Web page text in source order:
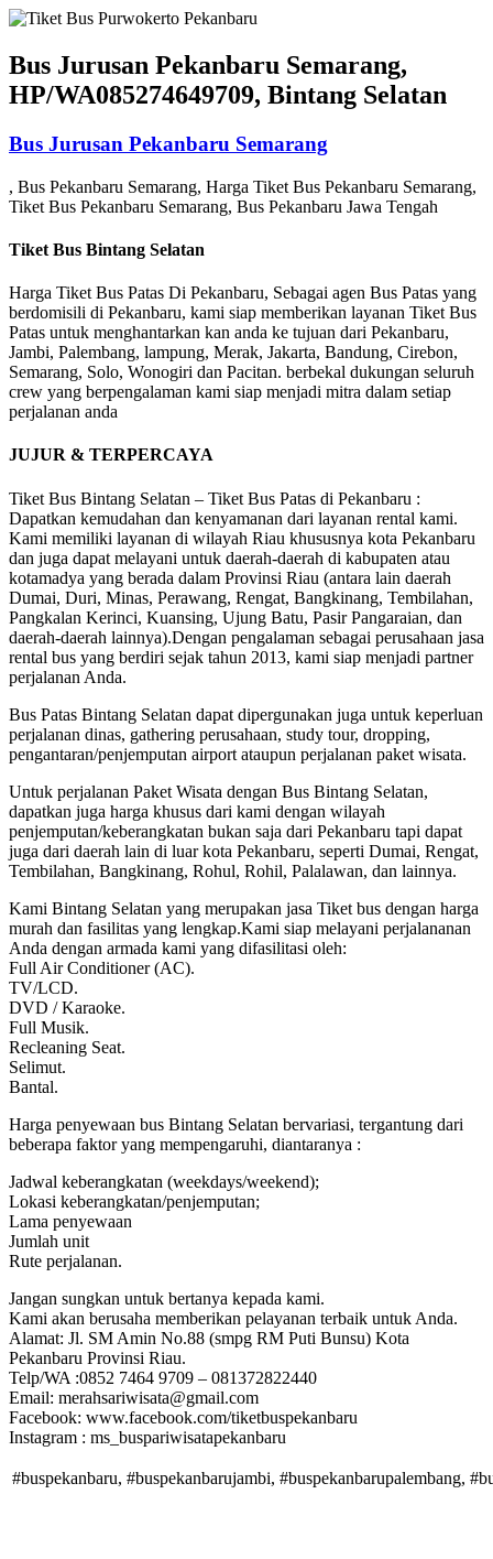
Lewati
konten
Bus Jurusan Pekanbaru Semarang,
HP/WA085274649709, Bintang Selatan
Bus Jurusan Pekanbaru Semarang
, Bus Pekanbaru Semarang, Harga Tiket Bus Pekanbaru Semarang,
Tiket Bus Pekanbaru Semarang, Bus Pekanbaru Jawa Tengah
Tiket Bus Bintang Selatan
Harga Tiket Bus Patas Di Pekanbaru, Sebagai agen Bus Patas yang
berdomisili di Pekanbaru, kami siap memberikan layanan Tiket Bus
Patas untuk menghantarkan kan anda ke tujuan dari Pekanbaru,
Jambi, Palembang, lampung, Merak, Jakarta, Bandung, Cirebon,
Semarang, Solo, Wonogiri dan Pacitan. berbekal dukungan seluruh
crew yang berpengalaman kami siap menjadi mitra dalam setiap
perjalanan anda
JUJUR & TERPERCAYA
Tiket Bus Bintang Selatan – Tiket Bus Patas di Pekanbaru :
Dapatkan kemudahan dan kenyamanan dari layanan rental kami.
Kami memiliki layanan di wilayah Riau khususnya kota Pekanbaru
dan juga dapat melayani untuk daerah-daerah di kabupaten atau
kotamadya yang berada dalam Provinsi Riau (antara lain daerah
Dumai, Duri, Minas, Perawang, Rengat, Bangkinang, Tembilahan,
Pangkalan Kerinci, Kuansing, Ujung Batu, Pasir Pangaraian, dan
daerah-daerah lainnya).Dengan pengalaman sebagai perusahaan jasa
rental bus yang berdiri sejak tahun 2013, kami siap menjadi partner
perjalanan Anda.
Bus Patas Bintang Selatan dapat dipergunakan juga untuk keperluan
perjalanan dinas, gathering perusahaan, study tour, dropping,
pengantaran/penjemputan airport ataupun perjalanan paket wisata.
Untuk perjalanan Paket Wisata dengan Bus Bintang Selatan,
dapatkan juga harga khusus dari kami dengan wilayah
penjemputan/keberangkatan bukan saja dari Pekanbaru tapi dapat
juga dari daerah lain di luar kota Pekanbaru, seperti Dumai, Rengat,
Tembilahan, Bangkinang, Rohul, Rohil, Palalawan, dan lainnya.
Kami Bintang Selatan yang merupakan jasa Tiket bus dengan harga
murah dan fasilitas yang lengkap.Kami siap melayani perjalananan
Anda dengan armada kami yang difasilitasi oleh:
Full Air Conditioner (AC).
TV/LCD.
DVD / Karaoke.
Full Musik.
Recleaning Seat.
Selimut.
Bantal.
Harga penyewaan bus Bintang Selatan bervariasi, tergantung dari
beberapa faktor yang mempengaruhi, diantaranya :
Jadwal keberangkatan (weekdays/weekend);
Lokasi keberangkatan/penjemputan;
Lama penyewaan
Jumlah unit
Rute perjalanan.
Jangan sungkan untuk bertanya kepada kami.
Kami akan berusaha memberikan pelayanan terbaik untuk Anda.
Alamat: Jl. SM Amin No.88 (smpg RM Puti Bunsu) Kota
Pekanbaru Provinsi Riau.
Telp/WA :0852 7464 9709 – 081372822440
Email: merahsariwisata@gmail.com
Facebook: www.facebook.com/tiketbuspekanbaru
Instagram : ms_buspariwisatapekanbaru
#buspekanbaru, #buspekanbarujambi, #buspekanbarupalembang,